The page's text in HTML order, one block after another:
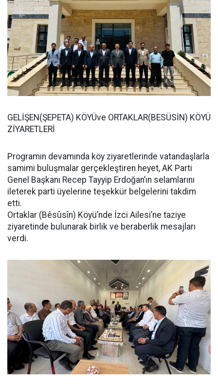
GELİŞEN(ŞEPETA) KÖYÜve ORTAKLAR(BESÜSİN) KÖYÜ
ZİYARETLERİ
Programın devamında köy ziyaretlerinde vatandaşlarla
samimi buluşmalar gerçekleştiren heyet, AK Parti
Genel Başkanı Recep Tayyip Erdoğan’ın selamlarını
ileterek parti üyelerine teşekkür belgelerini takdim
etti.
Ortaklar (Bêsûsîn) Köyü’nde İzci Ailesi’ne taziye
ziyaretinde bulunarak birlik ve beraberlik mesajları
verdi.